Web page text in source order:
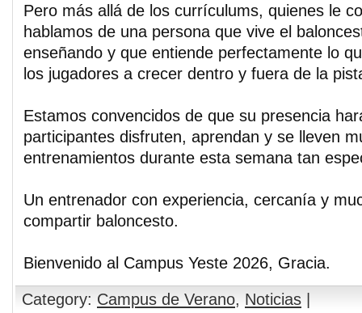
Pero más allá de los currículums, quienes le
hablamos de una persona que vive el
enseñando y que entiende perfectamente lo
los jugadores a crecer dentro y fuera de la
Estamos convencidos de que su presencia
participantes disfruten, aprendan y se lleven
entrenamientos durante esta semana tan
Un entrenador con experiencia, cercanía y
compartir baloncesto.
Bienvenido al Campus Yeste 2026, Gracia.
Category: Campus de Verano, Noticias |